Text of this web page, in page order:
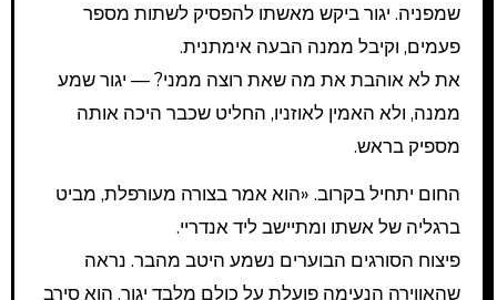
שמפניה. יגור ביקש מאשתו להפסיק לשתות מספר
פעמים, וקיבל ממנה הבעה אימתנית.
את לא אוהבת את מה שאת רוצה ממני? — יגור שמע
ממנה, ולא האמין לאוזניו, החליט שכבר היכה אותה
מספיק בראש.
החום יתחיל בקרוב. «הוא אמר בצורה מעורפלת, מביט
ברגליה של אשתו ומתיישב ליד אנדריי.
פיצוח הסורגים הבוערים נשמע היטב מהבר. נראה
שהאווירה הנעימה פועלת על כולם מלבד יגור. הוא סירב